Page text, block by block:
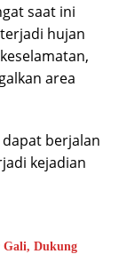
saat ini
hujan
area
berjalan
kejadian
Gali, Dukung